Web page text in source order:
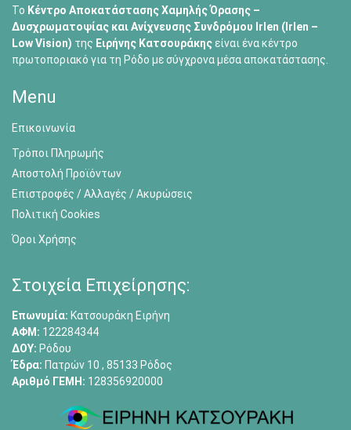
Το Κέντρο Αποκατάστασης Χαμηλής Όρασης –
Δυσχρωματοψίας και Ανίχνευσης Συνδρόμου Irlen (Irlen –
Low Vision) της Ειρήνης Κατσουράκηςείναι ένα κέντρο
πρωτοποριακό για τη Ρόδο με σύγχρονα μέσα αποκατάστασης.
Menu
Επικοινωνία
Τρόποι Πληρωμής
Αποστολή Προϊόντων
Επιστροφές / Αλλαγές / Ακυρώσεις
Πολιτική Cookies
Όροι Χρήσης
Στοιχεία Επιχείρησης:
Επωνυμία: Κατσουράκη Ειρήνη
ΑΦΜ: 122284344
ΔΟΥ: Ρόδου
Έδρα: Πατρών 10 , 85133 Ρόδος
Αριθμό ΓΕΜΗ: 128356920000